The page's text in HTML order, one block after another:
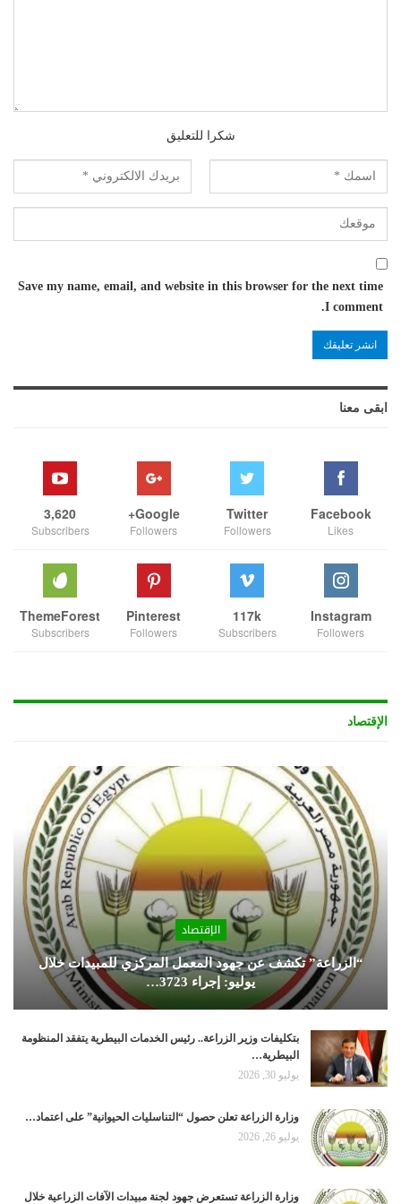
شكرا للتعليق
Save my name, email, and website in this browser for the next time
I comment.
ابقى معنا
Facebook
Likes
Twitter
Followers
Google+
Followers
3,620
Subscribers
Instagram
Followers
117k
Subscribers
Pinterest
Followers
ThemeForest
Subscribers
الإقتصاد
الإقتصاد
“الزراعة” تكشف عن جهود المعمل المركزي للمبيدات خلال
يوليو: إجراء 3723…
بتكليفات وزير الزراعة.. رئيس الخدمات البيطرية يتفقد المنظومة
البيطرية…
يوليو 30, 2026
وزارة الزراعة تعلن حصول “التناسليات الحيوانية” على اعتماد…
يوليو 26, 2026
وزارة الزراعة تستعرض جهود لجنة مبيدات الآفات الزراعية خلال